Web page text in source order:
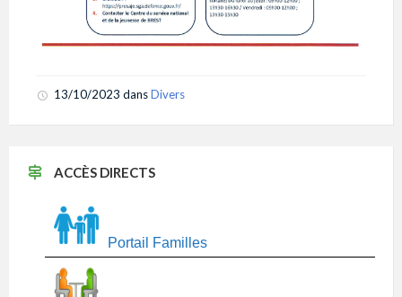
13/10/2023 dansDivers
ACCÈS DIRECTS
Portail Familles